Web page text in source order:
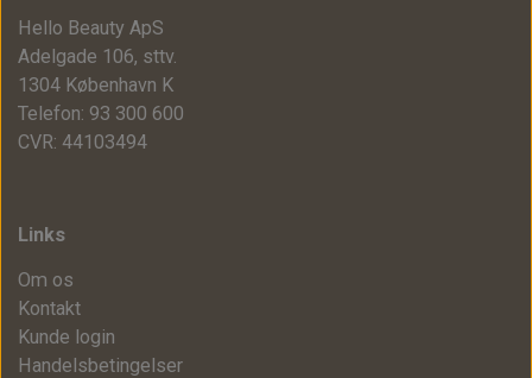
Hello Beauty ApS
Adelgade 106, sttv.
1304 København K
Telefon: 93 300 600
CVR: 44103494
Links
Om os
Kontakt
Kunde login
Handelsbetingelser